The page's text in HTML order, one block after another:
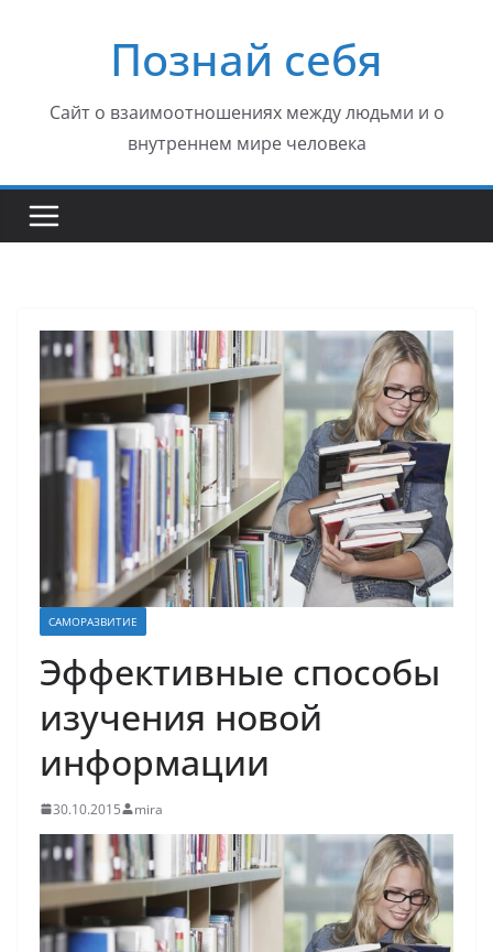
содержимомуПознай себя
Сайт о взаимоотношениях между людьми и о
внутреннем мире человека
САМОРАЗВИТИЕ
Эффективные способы
изучения новой
информации
30.10.2015 mira